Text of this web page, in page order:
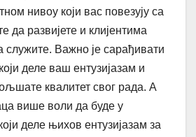
нивоу који вас повезују са
да развијете и клијентима
служите. Важно је сарађивати
деле ваш ентузијазам и
квалитет свог рада. А
више воли да буде у
деле њихов ентузијазам за